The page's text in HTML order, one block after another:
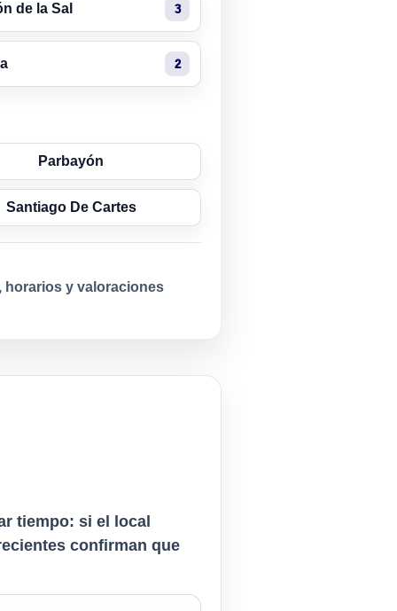
de la Sal 3
2
Parbayón
Santiago De Cartes
horarios y valoraciones
tiempo: si el local
confirman que